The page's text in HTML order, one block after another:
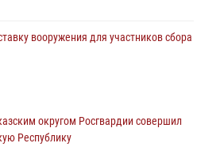
вооружения для участников сбора
ВСУ на территорию области
округом Росгвардии совершил
Республику